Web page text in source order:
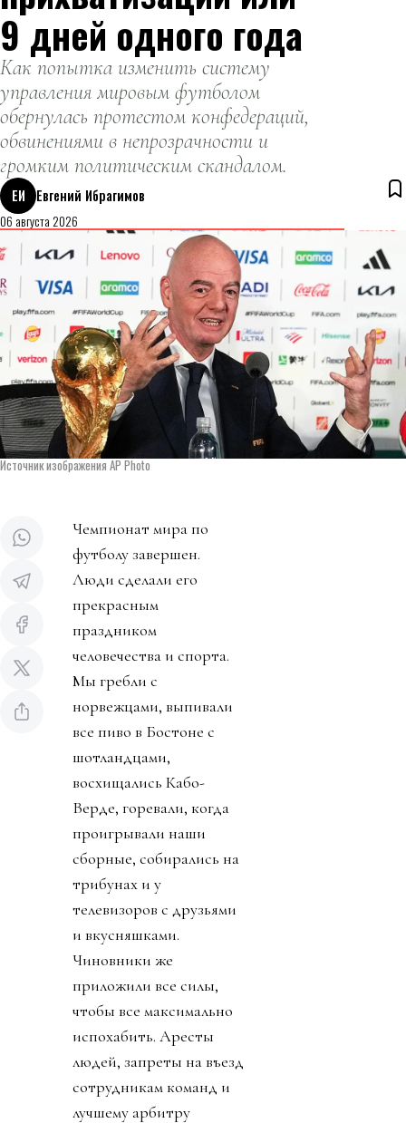
9 дней одного года
Как попытка изменить систему
управления мировым футболом
обернулась протестом конфедераций,
обвинениями в непрозрачности и
громким политическим скандалом.
ЕИ
Евгений Ибрагимов
06 августа 2026
Источник изображения AP Photo
Чемпионат мира по
футболу завершен.
Люди сделали его
прекрасным
праздником
человечества и спорта.
Мы гребли с
норвежцами, выпивали
все пиво в Бостоне с
шотландцами,
восхищались Кабо-
Верде, горевали, когда
проигрывали наши
сборные, собирались на
трибунах и у
телевизоров с друзьями
и вкусняшками.
Чиновники же
приложили все силы,
чтобы все максимально
испохабить. Аресты
людей, запреты на въезд
сотрудникам команд и
лучшему арбитру